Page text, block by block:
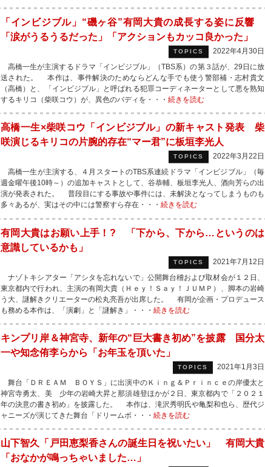
「インビジブル」“磯ヶ谷”有岡大貴の成長する姿に反響
「涙がうるうるだった」「アクションもカッコ良かった」
TOPICS
2022年4月30日
高橋一生が主演するドラマ「インビジブル」（TBS系）の第３話が、29日に放
送された。 本作は、事件解決のためならどんな手でも使う警部補・志村貴文
（高橋）と、「インビジブル」と呼ばれる犯罪コーディネーターとして悪を熟知
するキリコ（柴咲コウ）が、異色のバディを・・・ 続きを読む
高橋一生×柴咲コウ「インビジブル」の新キャスト発表 柴
咲演じるキリコの片腕的存在“マー君”に板垣李光人
TOPICS
2022年3月22日
高橋一生が主演する、４月スタートのTBS系連続ドラマ「インビジブル」（毎
週金曜午後10時～）の追加キャストとして、谷恭輔、板垣李光人、酒向芳らの出
演が発表された。 普段目にする事故や事件には、未解決となってしまうものも
多々あるが、実はその中には警察すら存在・・・ 続きを読む
有岡大貴はお願い上手！? 「下から、下から…というのは
意識しているかも」
TOPICS
2021年7月12日
ナゾトキシアター「アシタを忘れないで」公開舞台稽および取材会が１２日、
東京都内で行われ、主演の有岡大貴（Ｈｅｙ！Ｓａｙ！ＪＵＭＰ）、脚本の岩崎
う大、謎解きクリエーターの松丸亮吾が出席した。 有岡が企画・プロデュース
も務める本作は、「演劇」と「謎解き」・・・ 続きを読む
キンプリ岸＆神宮寺、新年の“巨大書き初め”を披露 国分太
一や知念侑李らから「お年玉を頂いた」
TOPICS
2021年1月3日
舞台「ＤＲＥＡＭ ＢＯＹＳ」に出演中のＫｉｎｇ＆Ｐｒｉｎｃｅの岸優太と
神宮寺勇太、美 少年の岩崎大昇と那須雄登ほかが２日、東京都内で「２０２１
年の決意の書き初め」を披露した。 本作は、滝沢秀明氏や亀梨和也ら、歴代ジ
ャニーズが演じてきた舞台「ドリームボ・・・ 続きを読む
山下智久「戸田恵梨香さんの誕生日を祝いたい」 有岡大貴
「おなかが鳴っちゃいました…」